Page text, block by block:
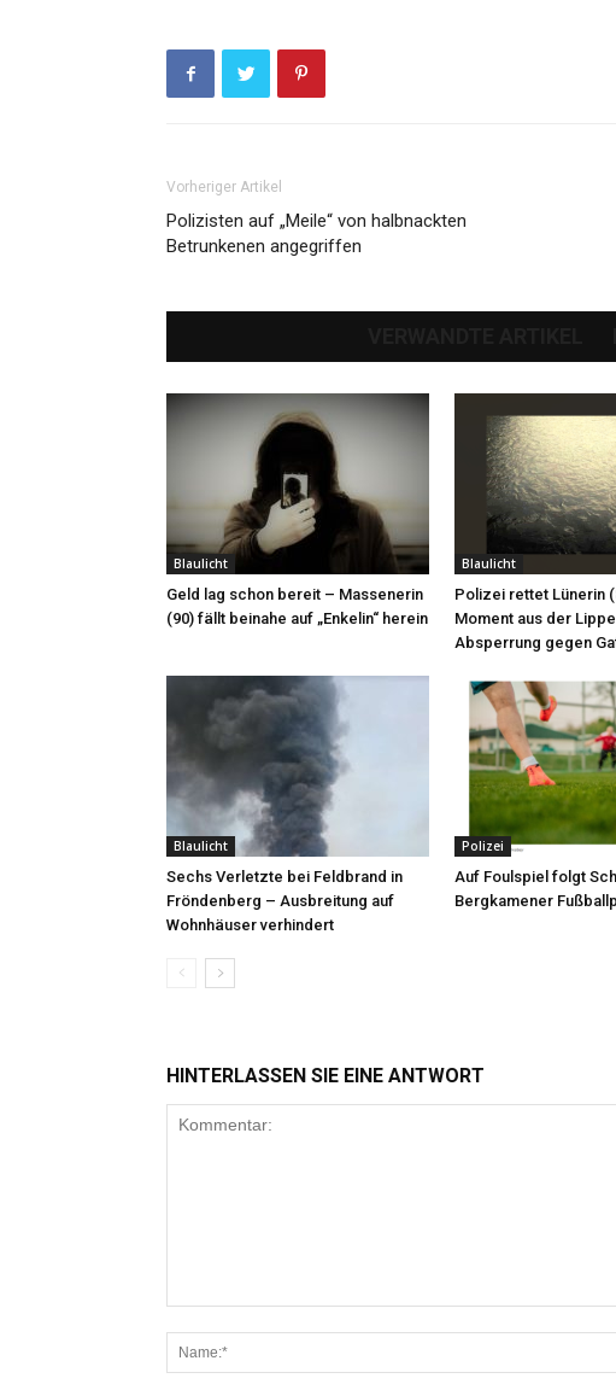
Vorheriger Artikel
Polizisten auf „Meile“ von halbnackten
Betrunkenen angegriffen
Blaulicht
Geld lag schon bereit – Massenerin
(90) fällt beinahe auf „Enkelin“ herein
Blaulicht
Polizei rettet Lünerin
Moment aus der
Absperrung gegen
Blaulicht
Sechs Verletzte bei Feldbrand in
Fröndenberg – Ausbreitung auf
Wohnhäuser verhindert
Polizei
Auf Foulspiel folgt
Bergkamener
HINTERLASSEN SIE EINE ANTWORT